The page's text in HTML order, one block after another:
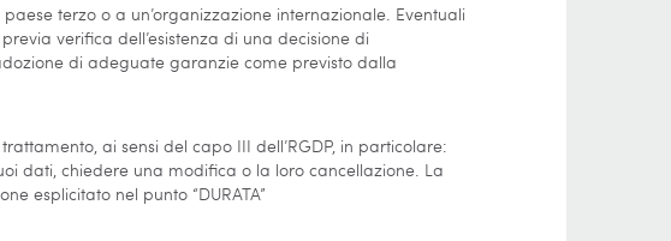
terzo o a un’organizzazione internazionale. Eventuali
verifica dell’esistenza di una decisione di
di adeguate garanzie come previsto dalla
ai sensi del capo III dell’RGDP, in particolare:
dati, chiedere una modifica o la loro cancellazione. La
esplicitato nel punto “DURATA”